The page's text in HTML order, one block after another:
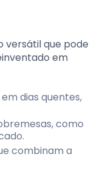
versátil que pode
em
dias quentes,
como
combinam a